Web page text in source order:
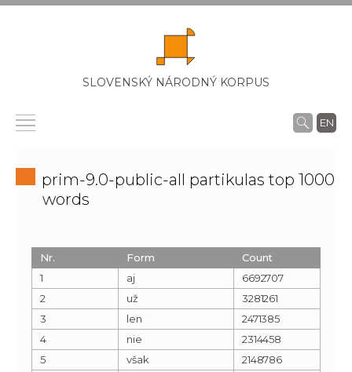
SLOVENSKÝ NÁRODNÝ KORPUS
EN
prim-9.0-public-all partikulas top 1000
words
Nr. Form
Count
1
aj
6692707
2
už
3281261
3
len
2471385
4
nie
2314458
5
však
2148786